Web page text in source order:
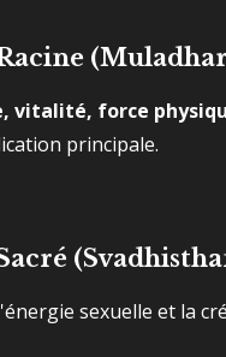
vitalité, force
principale.
sexuelle et la